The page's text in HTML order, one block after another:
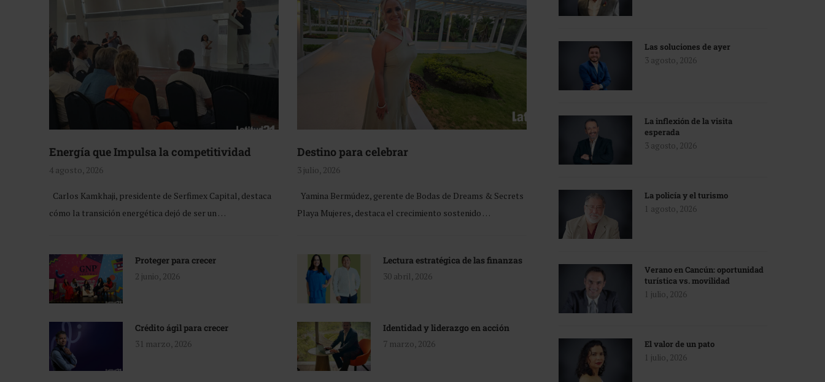
Energía que Impulsa la competitividad
4 agosto, 2026
Carlos Kamkhaji, presidente de Serfimex Capital, destaca
cómo la transición energética dejó de ser un …
Destino para celebrar
3 julio, 2026
Yamina Bermúdez, gerente de Bodas de Dreams & Secrets
Playa Mujeres, destaca el crecimiento sostenido …
Proteger para crecer
2 junio, 2026
Lectura estratégica de las finanzas
30 abril, 2026
Crédito ágil para crecer
31 marzo, 2026
Identidad y liderazgo en acción
7 marzo, 2026
Las soluciones de ayer
3 agosto, 2026
La inflexión de la visita
esperada
3 agosto, 2026
La policía y el turismo
1 agosto, 2026
Verano en Cancún: oportunidad
turística vs. movilidad
1 julio, 2026
El valor de un pato
1 julio, 2026